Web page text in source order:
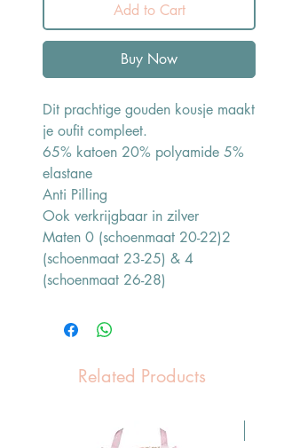
Add to Cart
Buy Now
Dit prachtige gouden kousje maakt
je oufit compleet.
65% katoen 20% polyamide 5%
elastane
Anti Pilling
Ook verkrijgbaar in zilver
Maten 0 (schoenmaat 20-22)2
(schoenmaat 23-25) & 4
(schoenmaat 26-28)
Related Products